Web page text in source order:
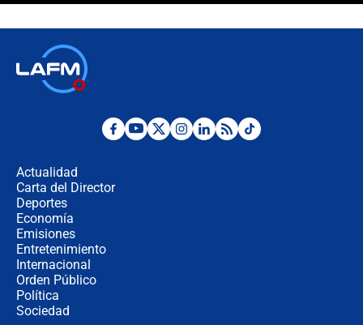
celular? Requisitos, pasos y
Posesión de Abelardo De La Espriella
Actualidad
Carta del Director
Deportes
Economía
Emisiones
Entretenimiento
Internacional
Orden Público
Política
Sociedad